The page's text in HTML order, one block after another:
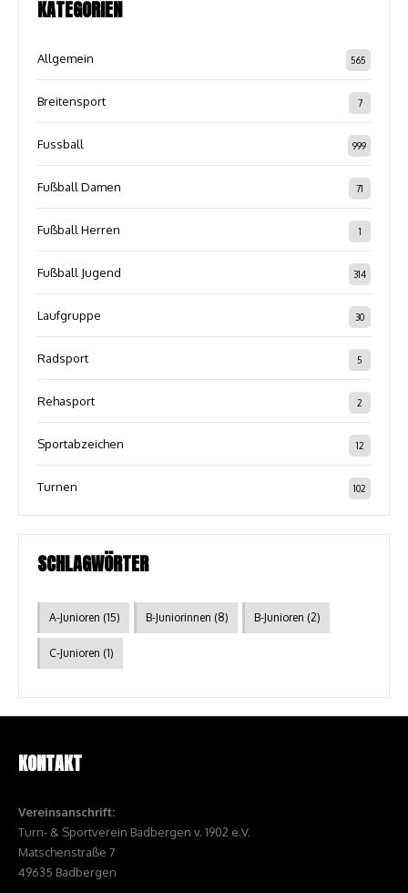
KATEGORIEN
Allgemein 565
Breitensport 7
Fussball 999
Fußball Damen 71
Fußball Herren 1
Fußball Jugend 314
Laufgruppe 30
Radsport 5
Rehasport 2
Sportabzeichen 12
Turnen 102
SCHLAGWÖRTER
A-Junioren (15) B-Juniorinnen (8) B-Junioren (2)
C-Junioren (1)
KONTAKT
Vereinsanschrift:
Turn- & Sportverein Badbergen v. 1902 e.V.
Matschenstraße 7
49635 Badbergen